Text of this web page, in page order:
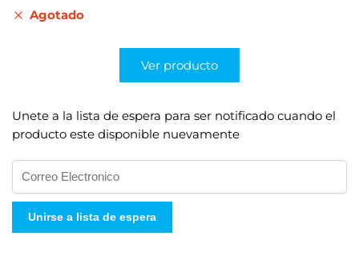
Agotado
Ver producto
Unete a la lista de espera para ser notificado cuando el
producto este disponible nuevamente
n
g
Unirse a lista de espera